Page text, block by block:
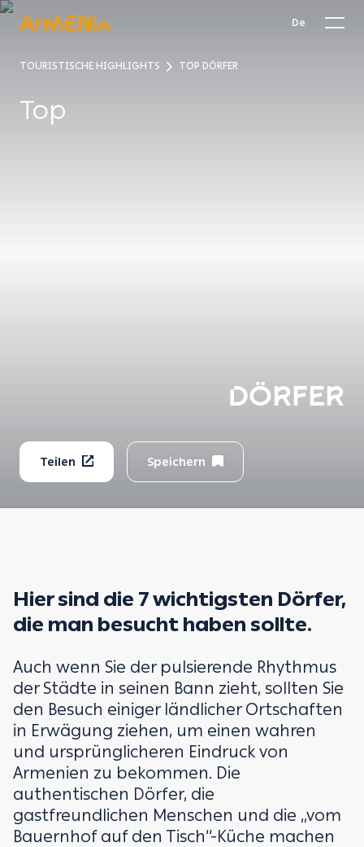
De
TOURISTISCHE HIGHLIGHTS TOP DÖRFER
Top
Teilen Speichern
DÖRFER
Hier sind die 7 wichtigsten Dörfer,
die man besucht haben sollte.
Auch wenn Sie der pulsierende Rhythmus
der Städte in seinen Bann zieht, sollten Sie
den Besuch einiger ländlicher Ortschaften
in Erwägung ziehen, um einen wahren
und ursprünglicheren Eindruck von
Armenien zu bekommen. Die
authentischen Dörfer, die
gastfreundlichen Menschen und die ‚,vom
Bauernhof auf den Tisch‘‘-Küche machen